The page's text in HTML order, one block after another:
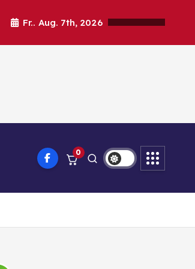
Fr.. Aug. 7th, 2026
0